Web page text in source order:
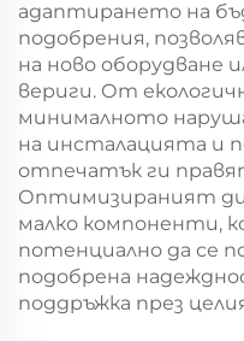
адаптирането на
подобрения,
на ново оборудване
вериги. От
минималното
на инсталацията и
отпечатък ги
Оптимизираният
малко компоненти,
потенциално да се
подобрена
поддръжка през